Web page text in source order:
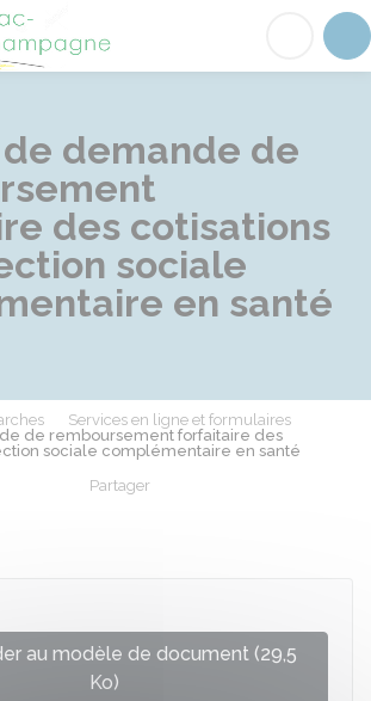
Angeac-Champagne
demande de
des cotisations
sociale
en santé
Services en ligne et formulaires
de remboursement forfaitaire des
sociale complémentaire en santé
Partager
au modèle de document (29,5
Ko)